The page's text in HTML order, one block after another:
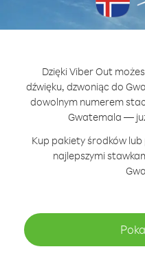
Dzięki Viber Out
dźwięku, dzwoniąc do
dowolnym numerem
Gwatemala —
Kup pakiety środków
najlepszymi